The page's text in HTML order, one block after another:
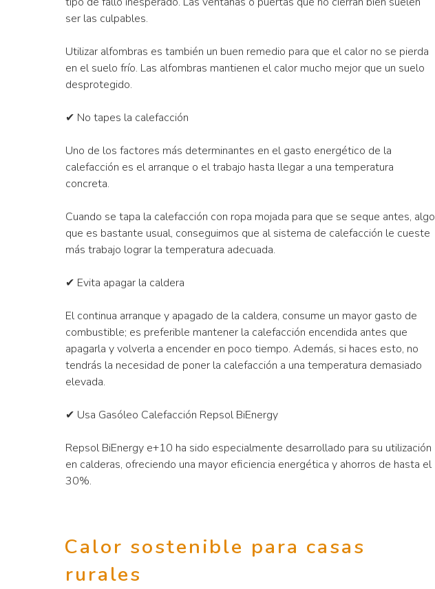
ser las culpables.
Utilizar alfombras es también un buen remedio para que el calor no se pierda
en el suelo frío. Las alfombras mantienen el calor mucho mejor que un suelo
desprotegido.
✔ No tapes la calefacción
Uno de los factores más determinantes en el gasto energético de la
calefacción es el arranque o el trabajo hasta llegar a una temperatura
concreta.
Cuando se tapa la calefacción con ropa mojada para que se seque antes, algo
que es bastante usual, conseguimos que al sistema de calefacción le cueste
más trabajo lograr la temperatura adecuada.
✔ Evita apagar la caldera
El continua arranque y apagado de la caldera, consume un mayor gasto de
combustible; es preferible mantener la calefacción encendida antes que
apagarla y volverla a encender en poco tiempo. Además, si haces esto, no
tendrás la necesidad de poner la calefacción a una temperatura demasiado
elevada.
✔ Usa Gasóleo Calefacción Repsol BiEnergy
Repsol BiEnergy e+10 ha sido especialmente desarrollado para su utilización
en calderas, ofreciendo una mayor eficiencia energética y ahorros de hasta el
30%.
Calor sostenible para casas
rurales